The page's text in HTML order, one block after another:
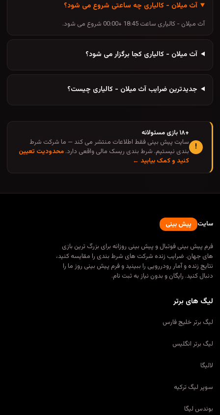
آث میلان - کالیاری چه ساعتی شروع می شود؟
آث میلان - کالیاری ساعت 18:45 +00:00 شروع می شود.
آث میلان - کالیاری کجا برگزار می شود؟
جدیدترین ضرایب آث میلان - کالیاری چیست؟
!
+۱۸ بازی مسئولانه
سایت پیش بینی فقط اطلاعات منتشر می کند — ما شرکت شرط
بندی نیستیم. شرط بندی ریسک مالی واقعی دارد. محدودیت تعیین
کنید و کمک بیابید ←
سایت پیش بینی
فرم پیش بینی فوتبال و پیش بینی روزانه برای بزرگ ترین بازی
های جهان. ضرایب زنده شرکت های شرط بندی را مقایسه کنید،
نتایج زنده و آمار رودررویی را ببینید و فرم پیش بینی روز ما را
دنبال کنید. رایگان و بدون نیاز به ثبت نام.
لیگ های برتر
لیگ برتر خلیج فارس
لیگ برتر انگلیس
لالیگا
سوپر لیگ ترکیه
بوندس لیگا